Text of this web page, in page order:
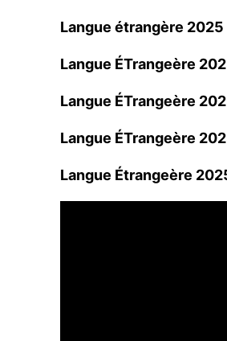
Langue étrangère
Langue ÉTrangeère
Langue ÉTrangeère
Langue ÉTrangeère
Langue Étrangeère